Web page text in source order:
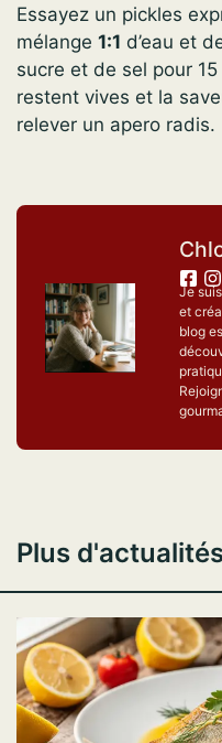
Essayez un pickles
mélange 1:1 d’eau et
sucre et de sel pour
restent vives et la
relever un apero radis.
Je
et
blog
Plus